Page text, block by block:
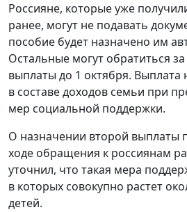
Россияне, которые уже
ранее, могут не подавать
пособие будет назначено им
Остальные могут обратиться
выплаты до 1 октября. Выплата
в составе доходов семьи при
мер социальной поддержки.
О назначении второй выплаты
ходе обращения к россиянам
уточнил, что такая мера
в которых совокупно растет
детей.